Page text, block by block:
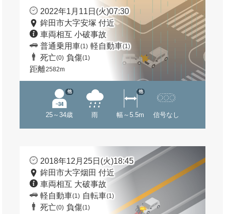
2022年1月11日(火)07:30
鉾田市大字安塚 付近
車両相互 小破事故
普通乗用車(1) 軽自動車(1)
死亡(0) 負傷(1)
距離2582m
25～34歳
他
雨 幅～5.5m
他
信号なし
2018年12月25日(火)18:45
鉾田市大字烟田 付近
車両相互 大破事故
軽自動車(1) 自転車(1)
死亡(0) 負傷(1)